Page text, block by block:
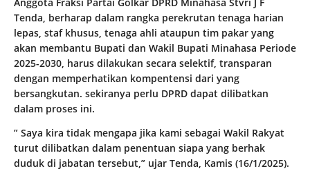
Tenda, berharap dalam rangka perekrutan tenaga harian
lepas, staf khusus, tenaga ahli ataupun tim pakar yang
akan membantu Bupati dan Wakil Bupati Minahasa Periode
2025-2030, harus dilakukan secara selektif, transparan
dengan memperhatikan kompentensi dari yang
bersangkutan. sekiranya perlu DPRD dapat dilibatkan
dalam proses ini.
” Saya kira tidak mengapa jika kami sebagai Wakil Rakyat
turut dilibatkan dalam penentuan siapa yang berhak
duduk di jabatan tersebut,” ujar Tenda, Kamis (16/1/2025).